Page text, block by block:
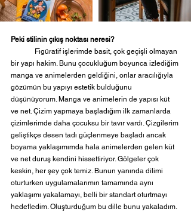
Peki stilinin çıkış noktası neresi?
bir yapı hakim. Bunu çocukluğum boyunca izlediğim
manga ve animelerden geldiğini, onlar aracılığıyla
gözümün bu yapıyı estetik bulduğunu
düşünüyorum. Manga ve animelerin de yapısı küt
ve net. Çizim yapmaya başladığım ilk zamanlarda
çizimlerimde daha çocuksu bir tavır vardı. Çizgilerim
geliştikçe desen tadı güçlenmeye başladı ancak
boyama yaklaşımımda hala animelerden gelen küt
ve net duruş kendini hissettiriyor. Gölgeler çok
keskin, her şey çok temiz. Bunun yanında dilimi
oturturken uygulamalarımın tamamında aynı
yaklaşımı yakalamayı, belli bir standart oturtmayı
hedefledim. Oluşturduğum bu dille bunu yakaladım.